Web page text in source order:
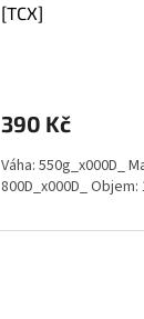
[TCX]
390 Kč
Váha: 550g_x000D_
800D_x000D_ Objem: